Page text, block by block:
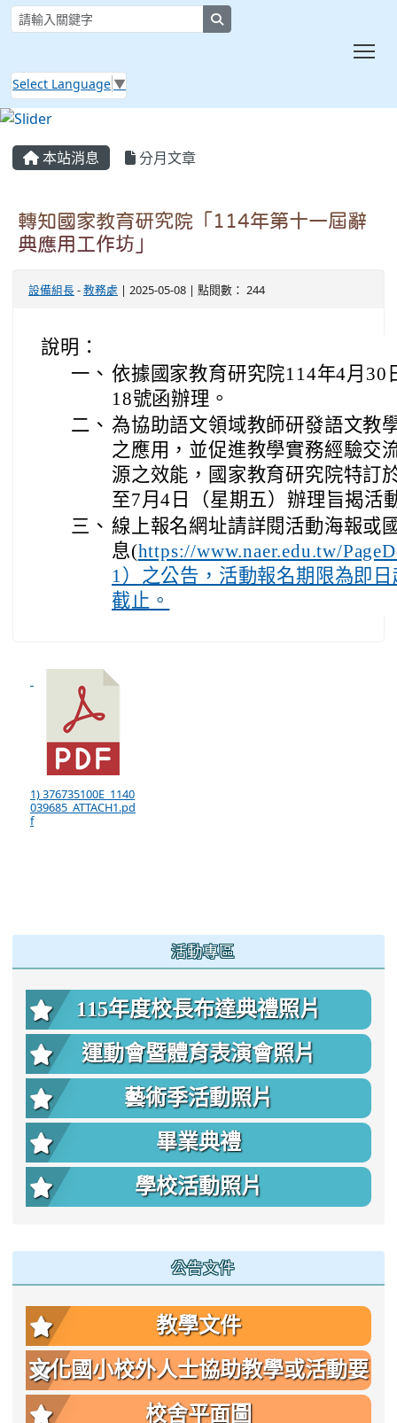
Select Language ▼
本站消息 分月文章
轉知國家教育研究院「114年第十一屆辭
典應用工作坊」
設備組長-教務處 | 2025-05-08 | 點閱數： 244
說明：
一、 依據國家教育研究院114年4月30
18號函辦理。
二、 為協助語文領域教師研發語文教
之應用，並促進教學實務經驗交
源之效能，國家教育研究院特訂
至7月4日（星期五）辦理旨揭活
三、 線上報名網址請詳閱活動海報或
息(https://www.naer.edu.tw/
1）之公告，活動報名期限為即
截止。
1) 376735100E_1140
039685_ATTACH1.pd
f
活動專區
115年度校長布達典禮照片
運動會暨體育表演會照片
藝術季活動照片
畢業典禮
學校活動照片
公告文件
教學文件
文化國小校外人士協助教學或活動要
點
校舍平面圖